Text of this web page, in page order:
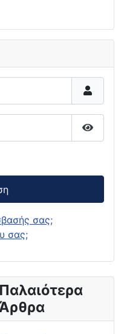
σας;
σας;
Παλαιότερα